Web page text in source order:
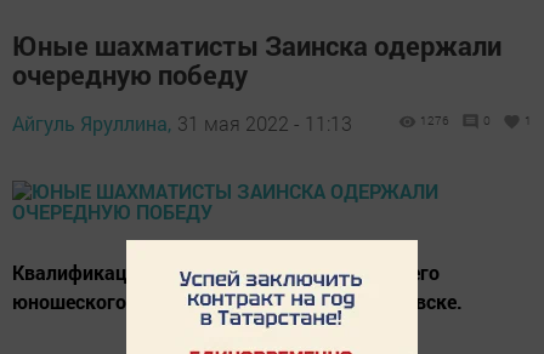
Юные шахматисты Заинска одержали
очередную победу
Айгуль Яруллина, 31 мая 2022 - 11:13 1276 0 1
Квалификационный турнир с нормой третьего
юношеского разряда состоялся в Альметьевске.